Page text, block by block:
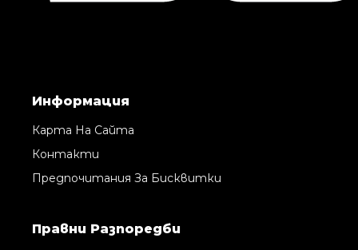
Информация
Карта На Сайта
Контакти
Предпочитания За Бисквитки
Правни Pазпоредби